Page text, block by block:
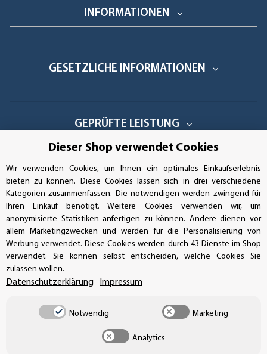
INFORMATIONEN
GESETZLICHE INFORMATIONEN
GEPRÜFTE LEISTUNG
AUFKLEBERDEALER STORE
Handwerkerring 1, D-39326 Wolmirstedt
Bestellungen/Support: +49 (0)39-201-28-98-10
info@aufkleberdealer.de
UNSER AFFILIATE-PROGRAMM
Dieser Shop verwendet Cookies
Wir verwenden Cookies, um Ihnen ein optimales Einkaufserlebnis
bieten zu können. Diese Cookies lassen sich in drei verschiedene
Kategorien zusammenfassen. Die notwendigen werden zwingend für
Ihren Einkauf benötigt. Weitere Cookies verwenden wir, um
anonymisierte Statistiken anfertigen zu können. Andere dienen vor
allem Marketingzwecken und werden für die Personalisierung von
Werbung verwendet. Diese Cookies werden durch 43 Dienste im Shop
verwendet. Sie können selbst entscheiden, welche Cookies Sie
zulassen wollen.
Datenschutzerklärung Impressum
Notwendig Marketing
Analytics